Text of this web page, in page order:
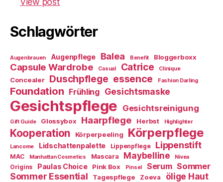
Schlagwörter
Augenbrauen Augenpflege Balea Benefit Bloggerboxx
Capsule Wardrobe Casual Catrice Clinique
Concealer Duschpflege essence Fashion Darling
Foundation Frühling Gesichtsmaske
Gesichtspflege Gesichtsreinigung
Gift Guide Glossybox Haarpflege Herbst Highlighter
Kooperation Körperpeeling Körperpflege
Lancome Lidschattenpalette Lippenpflege Lippenstift
MAC Manhattan Cosmetics Mascara Maybelline Nivea
Origins Paulas Choice Pink Box Pinsel Serum Sommer
Sommer Essential Tagespflege Zoeva ölige Haut